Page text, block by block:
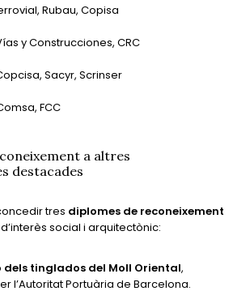
Rubau, Copisa
y Construcciones, CRC
Sacyr, Scrinser
FCC
a altres
destacades
tres diplomes de reconeixement
social i arquitectònic:
dels tinglados del Moll Oriental,
l’Autoritat Portuària de Barcelona.